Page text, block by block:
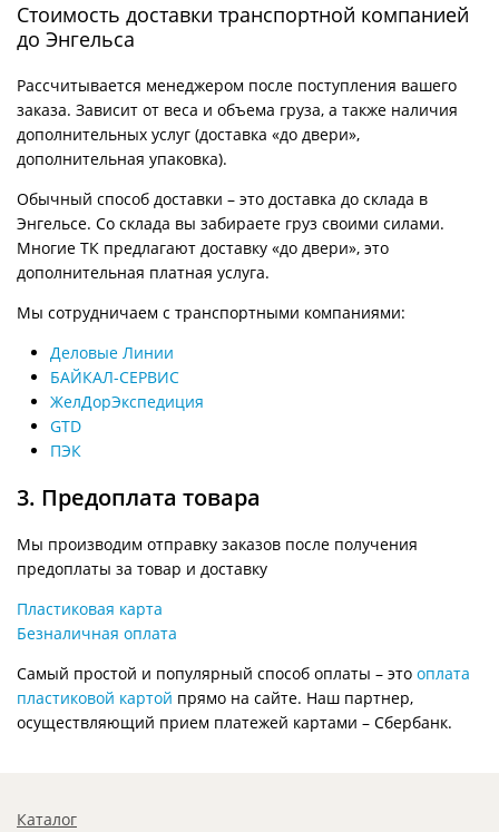
Стоимость доставки транспортной компанией
до Энгельса
Рассчитывается менеджером после поступления вашего
заказа. Зависит от веса и объема груза, а также наличия
дополнительных услуг (доставка «до двери»,
дополнительная упаковка).
Обычный способ доставки – это доставка до склада в
Энгельсе. Со склада вы забираете груз своими силами.
Многие ТК предлагают доставку «до двери», это
дополнительная платная услуга.
Мы сотрудничаем с транспортными компаниями:
Деловые Линии
БАЙКАЛ-СЕРВИС
ЖелДорЭкспедиция
GTD
ПЭК
3. Предоплата товара
Мы производим отправку заказов после получения
предоплаты за товар и доставку
Пластиковая карта
Безналичная оплата
Самый простой и популярный способ оплаты – это оплата
пластиковой картой прямо на сайте. Наш партнер,
осуществляющий прием платежей картами – Сбербанк.
Каталог